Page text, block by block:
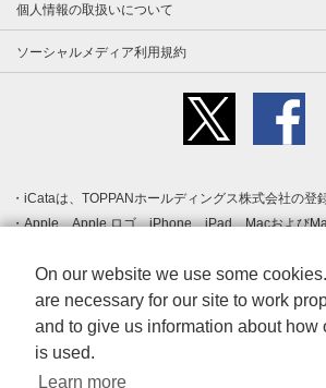
個人情報の取扱いについて
ソーシャルメディア利用規約
iCataは、TOPPANホールディングス株式会社の登
Apple、Apple ロゴ、iPhone、iPad、Macおよび
登録された Apple Inc. の商標です。App Store は
クです。
Android、Google Play および Google Play ロゴ
す。
Windows は Microsoft Inc.の米国およびその他の
標です。
Adobe、Adobe Reader、Adobe PDF は、Adobe
On our website we use some
are necessary for our site to work
and to give us information about how
is used.
Learn more